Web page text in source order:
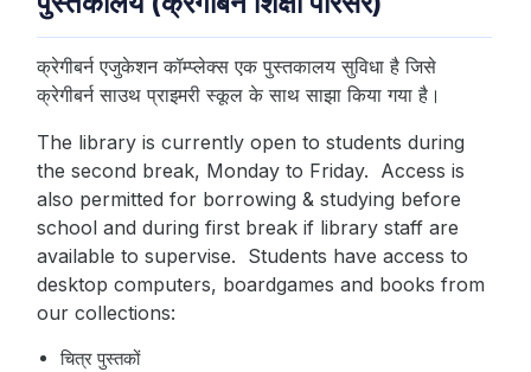
क्रेगीबर्न एजुकेशन कॉम्प्लेक्स एक पुस्तकालय सुविधा है जिसे
क्रेगीबर्न साउथ प्राइमरी स्कूल के साथ साझा किया गया है।
The library is currently open to students during
the second break, Monday to Friday. Access is
also permitted for borrowing & studying before
school and during first break if library staff are
available to supervise. Students have access to
desktop computers, boardgames and books from
our collections:
चित्र पुस्तकों